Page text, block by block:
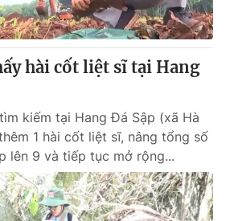
hài cốt liệt sĩ tại Hang
kiếm tại Hang Đá Sập (xã Hà
1 hài cốt liệt sĩ, nâng tổng số
lên 9 và tiếp tục mở rộng...